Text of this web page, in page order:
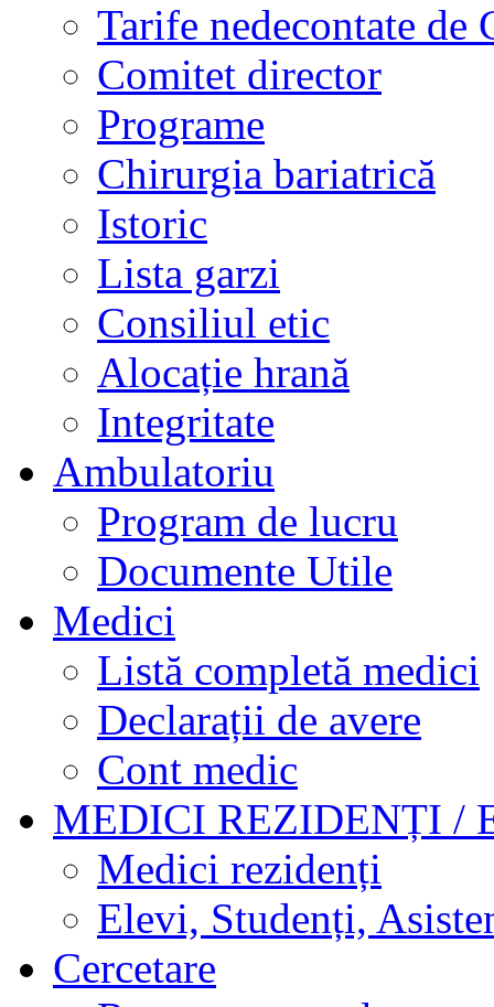
Tarife nedecontate de
Comitet director
Programe
Chirurgia bariatrică
Istoric
Lista garzi
Consiliul etic
Alocație hrană
Integritate
Ambulatoriu
Program de lucru
Documente Utile
Medici
Listă completă medici
Declarații de avere
Cont medic
MEDICI REZIDENȚI /
Medici rezidenți
Elevi, Studenți,
Cercetare